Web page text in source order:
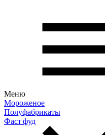
Меню
Мороженое
Полуфабрикаты
Фаст фуд